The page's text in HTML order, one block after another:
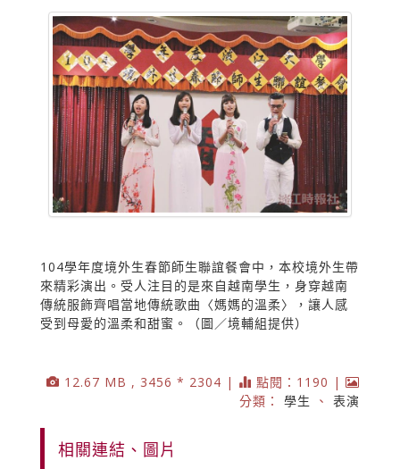
104學年度境外生春節師生聯誼餐會中，本校境外生帶
來精彩演出。受人注目的是來自越南學生，身穿越南
傳統服飾齊唱當地傳統歌曲〈媽媽的溫柔〉，讓人感
受到母愛的溫柔和甜蜜。（圖／境輔組提供）
12.67 MB , 3456 * 2304 |
點閱：1190 |
分類： 學生 、 表演
相關連結、圖片